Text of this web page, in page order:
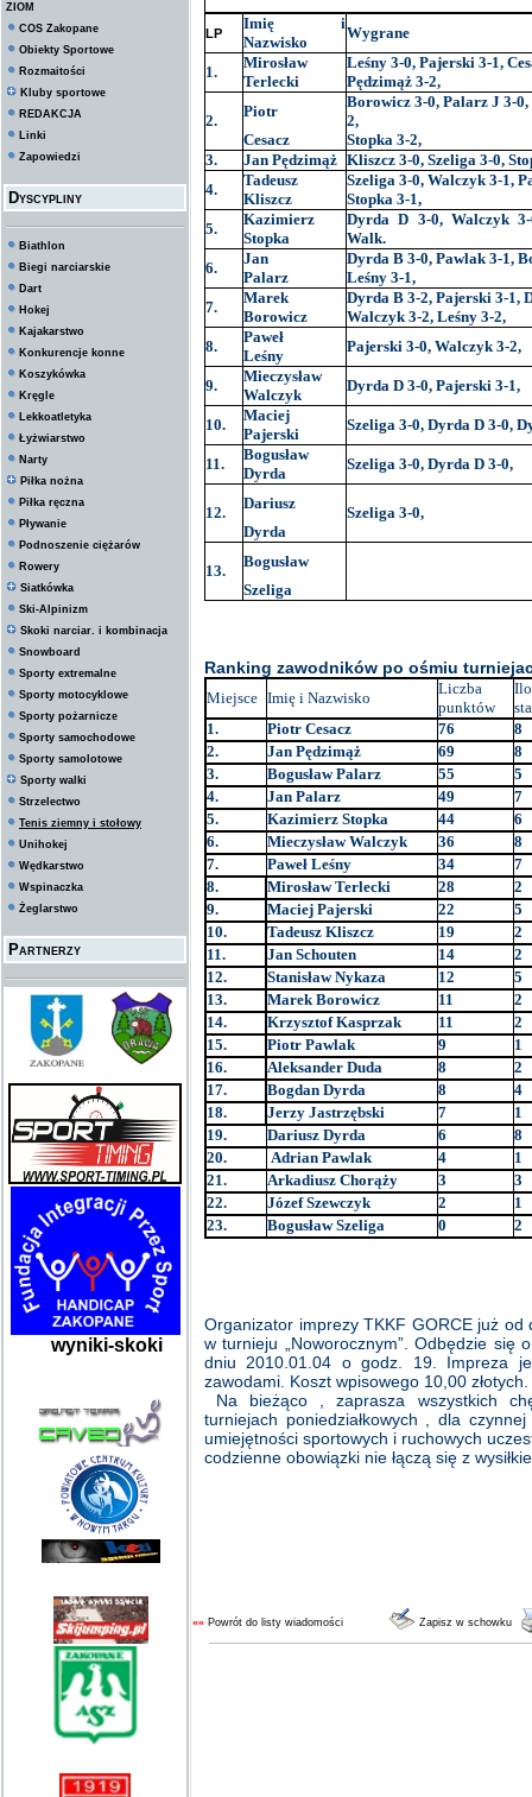
ZIOM
COS Zakopane
Obiekty Sportowe
Rozmaitości
Kluby sportowe
REDAKCJA
Linki
Zapowiedzi
Dyscypliny
Biathlon
Biegi narciarskie
Dart
Hokej
Kajakarstwo
Konkurencje konne
Koszykówka
Kręgle
Lekkoatletyka
Łyżwiarstwo
Narty
Piłka nożna
Piłka ręczna
Pływanie
Podnoszenie ciężarów
Rowery
Siatkówka
Ski-Alpinizm
Skoki narciar. i kombinacja
Snowboard
Sporty extremalne
Sporty motocyklowe
Sporty pożarnicze
Sporty samochodowe
Sporty samolotowe
Sporty walki
Strzelectwo
Tenis ziemny i stołowy
Unihokej
Wędkarstwo
Wspinaczka
Żeglarstwo
Partnerzy
wyniki-skoki
LP
Imię i
Nazwisko
Wygrane
1.
Mirosław
Leśny 3-0, Pajerski 3-1,
Terlecki
Pędzimąż 3-2,
2.
Piotr
Borowicz 3-0, Palarz J 3-0,
2,
Cesacz
Stopka 3-2,
3.
Jan Pędzimąż Kliszcz 3-0, Szeliga 3-0,
4.
Tadeusz
Szeliga 3-0, Walczyk 3-1,
Kliszcz
Stopka 3-1,
5.
Kazimierz
Dyrda D 3-0, Walczyk
Walk.
Stopka
6.
Jan
Dyrda B 3-0, Pawlak 3-1,
Palarz
Leśny 3-1,
7.
Marek
Dyrda B 3-2, Pajerski 3-1,
Borowicz
Walczyk 3-2, Leśny 3-2,
8.
Paweł
Pajerski 3-0, Walczyk 3-2,
Leśny
9.
Mieczysław
Dyrda D 3-0, Pajerski 3-1,
Walczyk
10.
Maciej
Szeliga 3-0, Dyrda D 3-0,
Pajerski
11.
Bogusław
Szeliga 3-0, Dyrda D 3-0,
Dyrda
12.
Dariusz
Szeliga 3-0,
Dyrda
13.
Bogusław
Szeliga
Ranking zawodników po ośmiu
Miejsce Imię i Nazwisko
Liczba
punktów
1.
Piotr Cesacz 76
8
2.
Jan Pędzimąż 69
8
3.
Bogusław Palarz 55
5
4.
Jan Palarz 49
7
5.
Kazimierz Stopka 44
6
6.
Mieczysław Walczyk 36
8
7.
Paweł Leśny 34
7
8.
Mirosław Terlecki 28
2
9.
Maciej Pajerski 22
5
10.
Tadeusz Kliszcz 19
2
11.
Jan Schouten 14
2
12.
Stanisław Nykaza 12
5
13.
Marek Borowicz 11
2
14.
Krzysztof Kasprzak 11
2
15.
Piotr Pawlak 9
1
16.
Aleksander Duda 8
2
17.
Bogdan Dyrda 8
4
18.
Jerzy Jastrzębski 7
1
19.
Dariusz Dyrda 6
8
20.
Adrian Pawlak 4
1
21.
Arkadiusz Chorąży 3
3
22.
Józef Szewczyk 2
1
23.
Bogusław Szeliga 0 2
Organizator imprezy TKKF GORCE już od
w turnieju „Noworocznym”. Odbędzie
dniu 2010.01.04 o godz. 19. Impreza
zawodami. Koszt wpisowego 10,00
Na bieżąco , zaprasza wszystkich
turniejach poniedziałkowych , dla
umiejętności sportowych i ruchowych
codzienne obowiązki nie łączą się z
«« Powrót do listy wiadomości Zapisz w schowku